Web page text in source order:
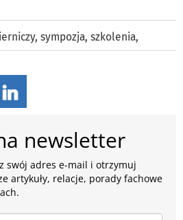
, sympozja, szkolenia,
newsletter
swój adres e-mail i otrzymuj
artykuły, relacje, porady fachowe